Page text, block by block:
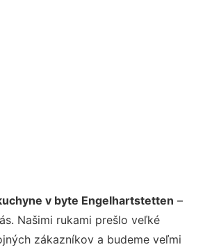
v byte Engelhartstetten –
Našimi rukami prešlo veľké
zákazníkov a budeme veľmi